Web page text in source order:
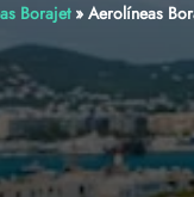
Borajet» Aerolíneas